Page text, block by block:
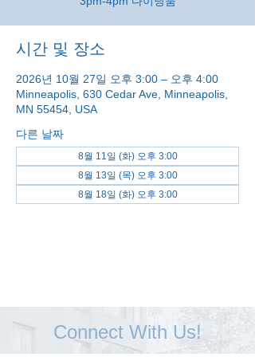
시간 및 장소
2026년 10월 27일 오후 3:00 – 오후 4:00
Minneapolis, 630 Cedar Ave, Minneapolis,
MN 55454, USA
다른 날짜
8월 11일 (화) 오후 3:00
8월 13일 (목) 오후 3:00
8월 18일 (화) 오후 3:00
Connect With Us!